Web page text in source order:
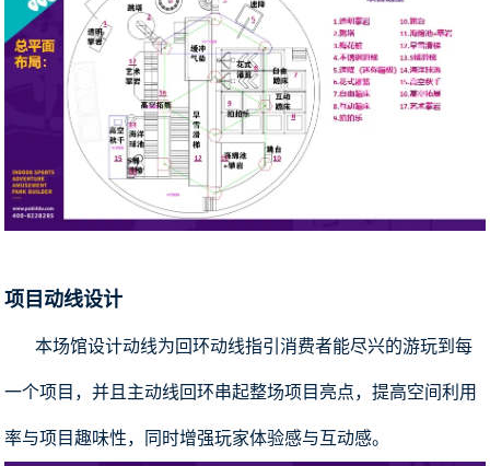
项目动线设计
本场馆设计动线为回环动线指引消费者能尽兴的游玩到每
一个项目，并且主动线回环串起整场项目亮点，提高空间利用
率与项目趣味性，同时增强玩家体验感与互动感。